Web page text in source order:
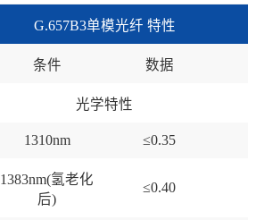
G.657B3单模光纤 特性
条件 数据
光学特性
1310nm ≤0.35
1383nm(氢老化
后)
≤0.40